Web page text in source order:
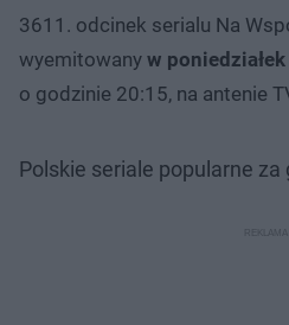
3611. odcinek serialu Na
wyemitowany w
o godzinie 20:15, na antenie
Polskie seriale popularne za